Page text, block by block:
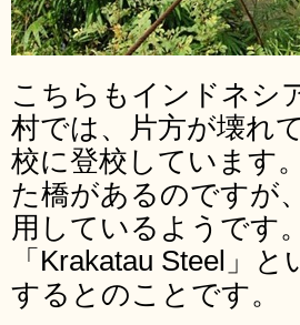
こちらもインドネシ
村では、片方が壊れ
校に登校しています
た橋があるのですが
用しているようです
「Krakatau Steel」
するとのことです。